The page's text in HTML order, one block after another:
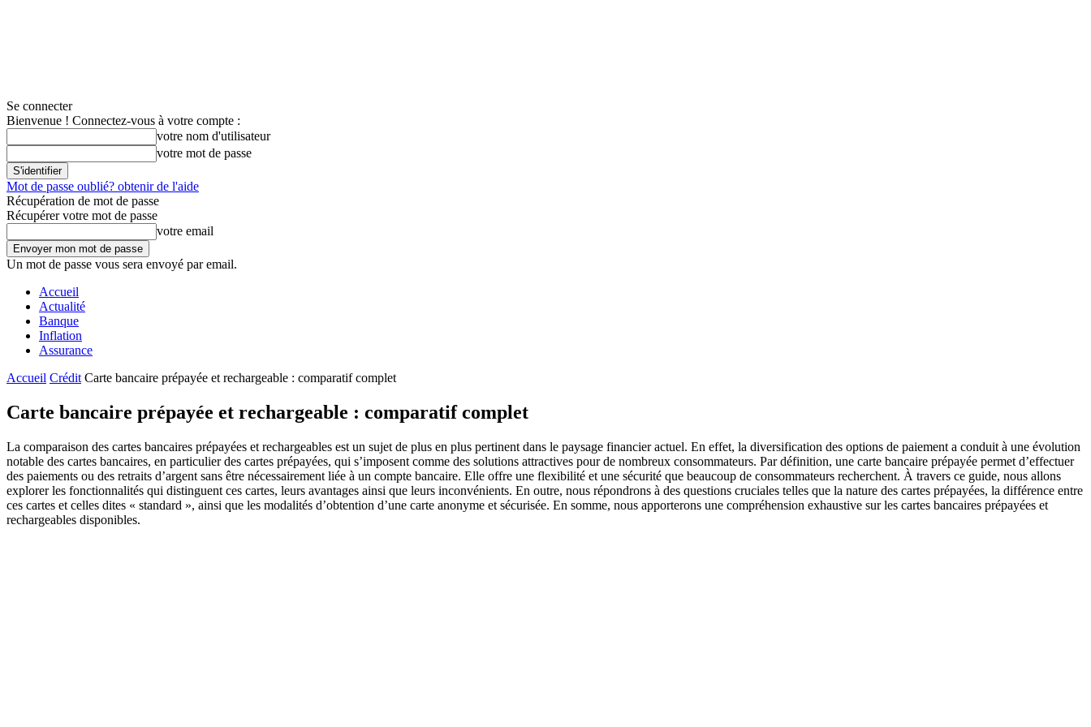
Se connecter
Bienvenue ! Connectez-vous à votre compte :
votre nom d'utilisateur
votre mot de passe
Mot de passe oublié? obtenir de l'aide
Récupération de mot de passe
Récupérer votre mot de passe
votre email
Un mot de passe vous sera envoyé par email.
Accueil
Actualité
Banque
Inflation
Assurance
Accueil Crédit Carte bancaire prépayée et rechargeable : comparatif complet
Carte bancaire prépayée et rechargeable : comparatif complet
La comparaison des cartes bancaires prépayées et rechargeables est un sujet de plus en plus pertinent dans le paysage financier actuel. En effet, la diversification des options de paiement a conduit à une évolution
notable des cartes bancaires, en particulier des cartes prépayées, qui s’imposent comme des solutions attractives pour de nombreux consommateurs. Par définition, une carte bancaire prépayée permet d’effectuer
des paiements ou des retraits d’argent sans être nécessairement liée à un compte bancaire. Elle offre une flexibilité et une sécurité que beaucoup de consommateurs recherchent. À travers ce guide, nous allons
explorer les fonctionnalités qui distinguent ces cartes, leurs avantages ainsi que leurs inconvénients. En outre, nous répondrons à des questions cruciales telles que la nature des cartes prépayées, la différence entre
ces cartes et celles dites « standard », ainsi que les modalités d’obtention d’une carte anonyme et sécurisée. En somme, nous apporterons une compréhension exhaustive sur les cartes bancaires prépayées et
rechargeables disponibles.